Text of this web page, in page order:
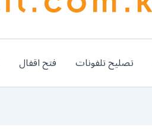
تصليح تلفونات فتح اقفال